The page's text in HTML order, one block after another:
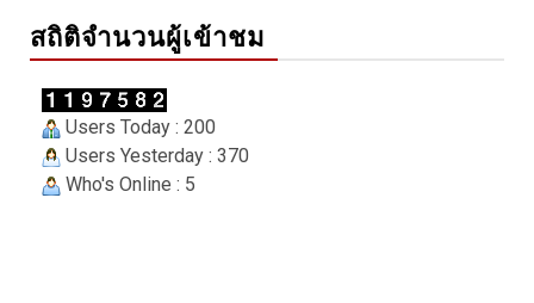
สถิติจำนวนผู้เข้าชม
Users Today : 200
Users Yesterday : 370
Who's Online : 5